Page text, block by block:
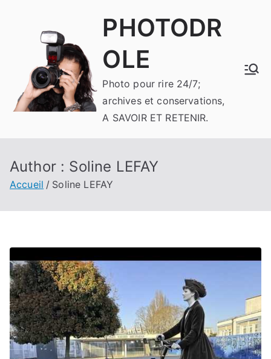
PHOTODR
OLE
Photo pour rire 24/7;
archives et conservations,
A SAVOIR ET RETENIR.
Author : Soline LEFAY
Accueil Soline LEFAY